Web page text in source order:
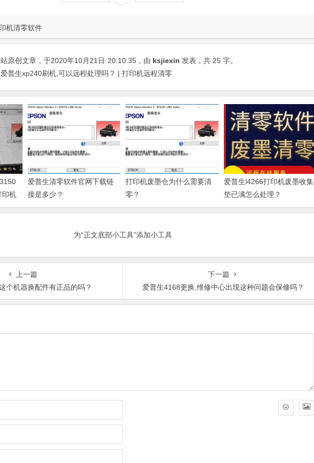
机清零软件
原创文章，于2020年10月21日 20:10:35 ，由 ksjiexin 发表，共 25 字。
爱普生xp240刷机,可以远程处理吗？ | 打印机远程清零
印机
爱普生清零软件官网下载链
接是多少？
打印机废墨仓为什么需要清
零？
爱普生l4266打印机废墨收集
垫已满怎么处理？
为“正文底部小工具”添加小工具
上一篇
个机器换配件有正品的吗？
下一篇
爱普生4168更换,维修中心出现这种问题会保修吗？